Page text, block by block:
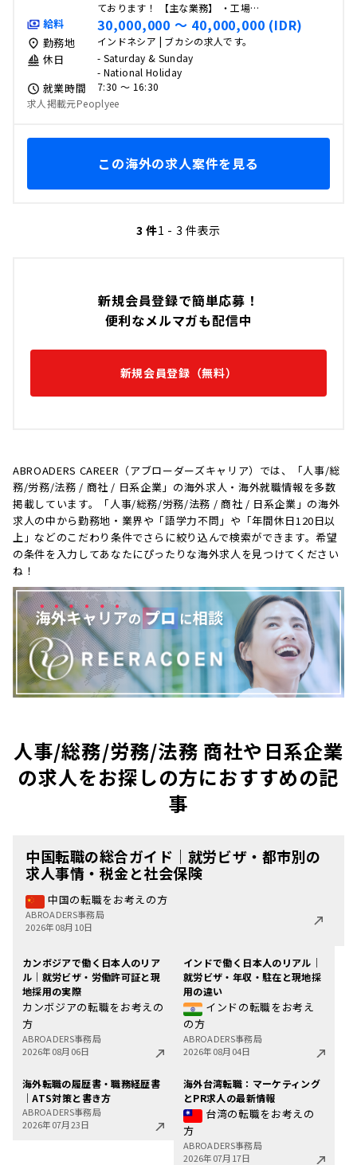
新規会員登録で簡単応募！
便利なメルマガも配信中
新規会員登録（無料）
ABROADERS CAREER（アブローダーズキャリア）では、「人事/総
務/労務/法務 / 商社 / 日系企業」の海外求人・海外就職情報を多数
掲載しています。「人事/総務/労務/法務 / 商社 / 日系企業」の海外
求人の中から勤務地・業界や「語学力不問」や「年間休日120日以
上」などのこだわり条件でさらに絞り込んで検索ができます。希望
の条件を入力してあなたにぴったりな海外求人を見つけてください
ね！
ております！ 【主な業務】 ・工場…
給料 30,000,000 〜 40,000,000 (IDR)
勤務地 インドネシア | ブカシの求人です。
休日
- Saturday & Sunday
- National Holiday
就業時間
7:30 〜 16:30
求人掲載元Peoplyee
この海外の求人案件を見る
3 件1 - 3 件表示
人事/総務/労務/法務 商社や日系企業
の求人をお探しの方におすすめの記
事
中国転職の総合ガイド｜就労ビザ・都市別の
求人事情・税金と社会保険
中国の転職をお考えの方
ABROADERS事務局
2026年08月10日
カンボジアで働く日本人のリア
ル｜就労ビザ・労働許可証と現
地採用の実際
カンボジアの転職をお考えの
方
ABROADERS事務局
2026年08月06日
インドで働く日本人のリアル｜
就労ビザ・年収・駐在と現地採
用の違い
インドの転職をお考え
の方
ABROADERS事務局
2026年08月04日
海外転職の履歴書・職務経歴書
｜ATS対策と書き方
ABROADERS事務局
2026年07月23日
海外台湾転職：マーケティング
とPR求人の最新情報
台湾の転職をお考えの
方
ABROADERS事務局
2026年07月17日